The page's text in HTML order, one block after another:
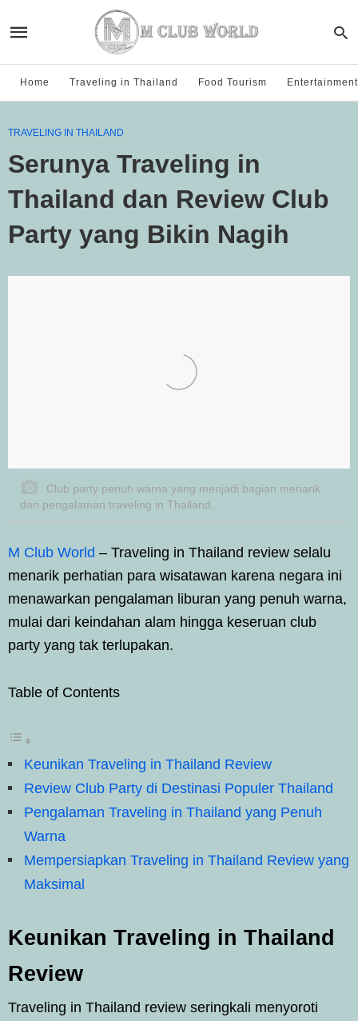
Home Traveling in Thailand Food Tourism Entertainment
TRAVELING IN THAILAND
Serunya Traveling in
Thailand dan Review Club
Party yang Bikin Nagih
Club party penuh warna yang menjadi bagian menarik
dari pengalaman traveling in Thailand.
M Club World – Traveling in Thailand review selalu
menarik perhatian para wisatawan karena negara ini
menawarkan pengalaman liburan yang penuh warna,
mulai dari keindahan alam hingga keseruan club
party yang tak terlupakan.
Table of Contents
Keunikan Traveling in Thailand Review
Review Club Party di Destinasi Populer Thailand
Pengalaman Traveling in Thailand yang Penuh
Warna
Mempersiapkan Traveling in Thailand Review yang
Maksimal
Keunikan Traveling in Thailand
Review
Traveling in Thailand review seringkali menyoroti